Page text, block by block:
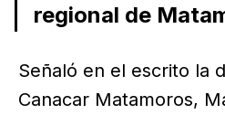
regional de
Señaló en el escrito la
Canacar Matamoros,